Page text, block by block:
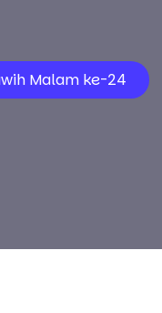
Malam ke-24